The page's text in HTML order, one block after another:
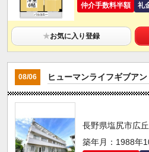
仲介手数料半額
礼
★お気に入り登録
08/06 ヒューマンライフギブア
長野県塩尻市広
築年月：1988年